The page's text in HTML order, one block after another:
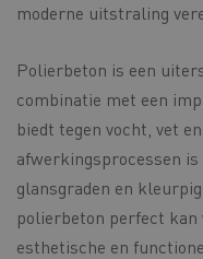
moderne uitstraling
Polierbeton is een
combinatie met een
biedt tegen vocht, vet
afwerkingsprocessen
glansgraden en
polierbeton perfect kan
esthetische en